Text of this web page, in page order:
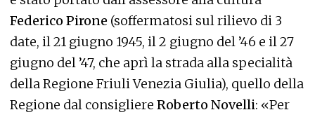
Federico Pirone (soffermatosi sul rilievo di 3
date, il 21 giugno 1945, il 2 giugno del ’46 e il 27
giugno del ’47, che aprì la strada alla specialità
della Regione Friuli Venezia Giulia), quello della
Regione dal consigliere Roberto Novelli: «Per